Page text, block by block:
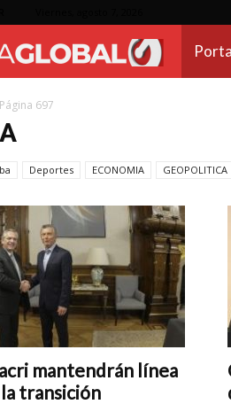
Página 697
Deportes ECONOMIA GEOPOLITICA
mantendrán línea
transición